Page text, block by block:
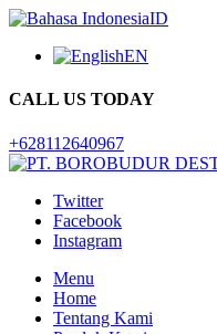
ID
EN
CALL US TODAY
+628112640967
Twitter
Facebook
Instagram
Menu
Home
Tentang Kami